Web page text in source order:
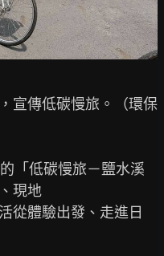
宣傳低碳慢旅。（環保
「低碳慢旅－鹽水溪
現地
從體驗出發、走進日